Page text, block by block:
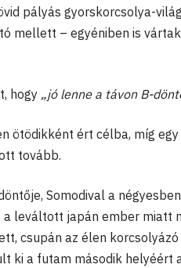
pályás gyorskorcsolya-
mellett – egyéniben is
hogy „jó lenne a távon B-
ötödikként ért célba, míg
tovább.
Somodival a
leváltott japán ember miatt
csupán az élen
ki a futam második helyéért